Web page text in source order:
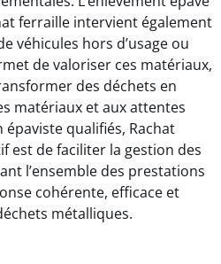
ferraille intervient également
véhicules hors d’usage ou
de valoriser ces matériaux,
des déchets en
matériaux et aux attentes
épaviste qualifiés, Rachat
est de faciliter la gestion des
l’ensemble des prestations
cohérente, efficace et
métalliques.